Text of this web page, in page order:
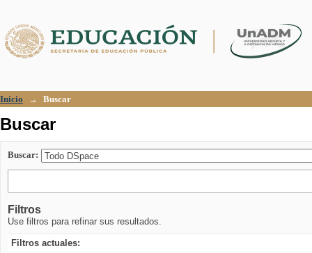
Inicio → Buscar
Buscar
Buscar:
Filtros
Use filtros para refinar sus resultados.
Filtros actuales: